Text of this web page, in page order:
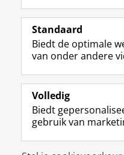
Volg de RUG
Studiekiezers
Alumni
Over ons
Disclaimer &
Standaard
Biedt de optimale
van onder andere
Volledig
Biedt
gebruik van